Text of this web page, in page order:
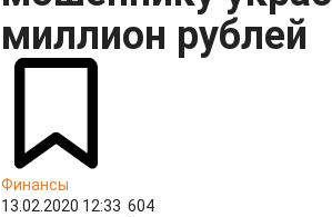
миллион рублей
Финансы
13.02.2020 12:33 604